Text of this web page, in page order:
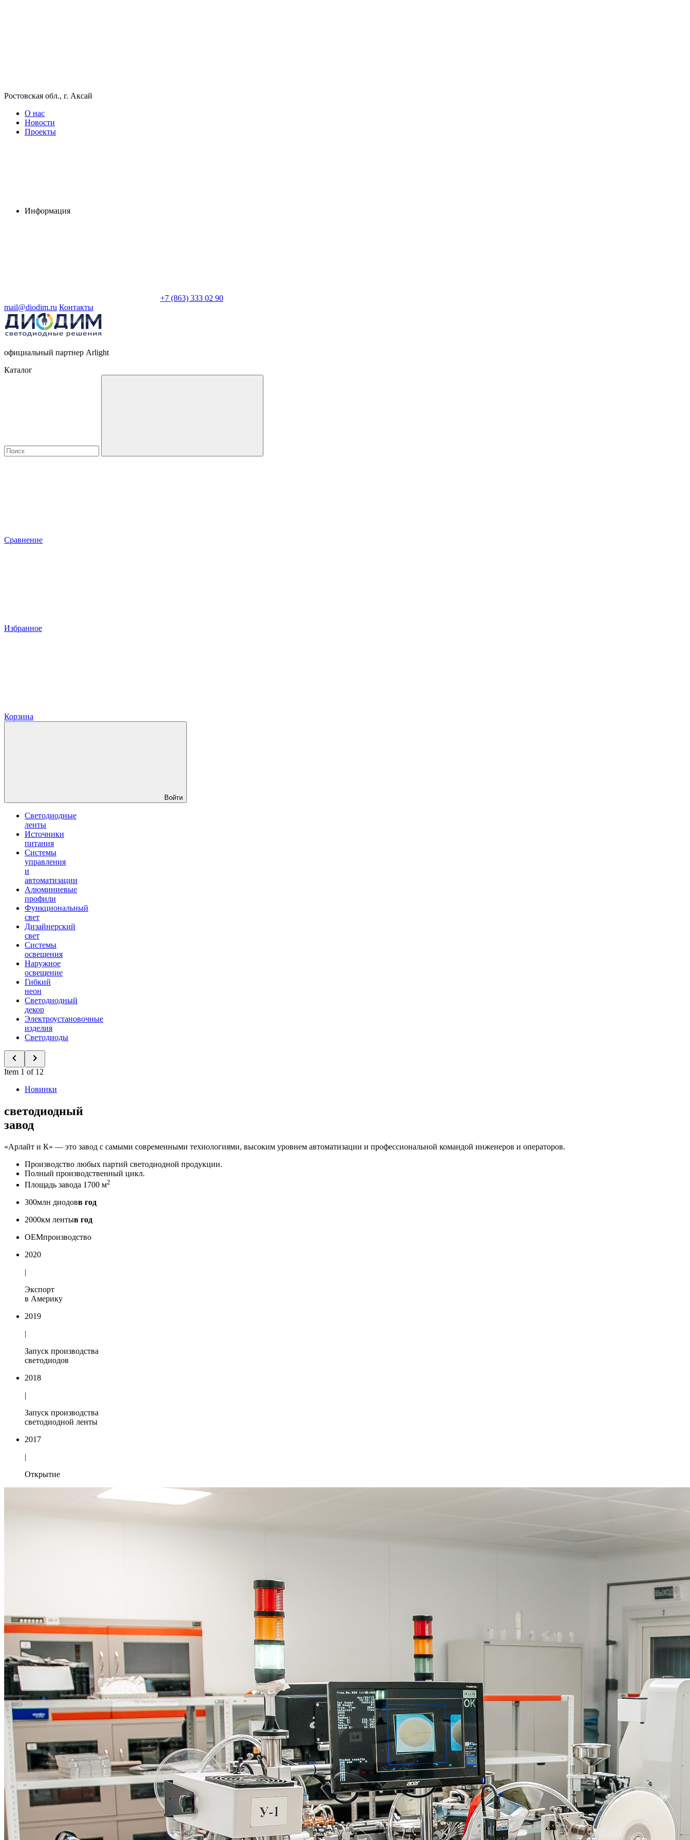
Ростовская обл., г. Аксай
О нас
Новости
Проекты
Информация
+7 (863) 333 02 90
mail@diodim.ru Контакты
официальный партнер Arlight
Каталог
Сравнение
Избранное
Корзина
Войти
Светодиодные
ленты
Источники
питания
Системы
управления
и
автоматизации
Алюминиевые
профили
Функциональный
свет
Дизайнерский
свет
Системы
освещения
Наружное
освещение
Гибкий
неон
Светодиодный
декор
Электроустановочные
изделия
Светодиоды
Item 1 of 12
Новинки
светодиодный
завод
«Арлайт и К» — это завод с самыми современными технологиями, высоким уровнем автоматизации и профессиональной командой инженеров и операторов.
Производство любых партий светодиодной продукции.
Полный производственный цикл.
Площадь завода 1700 м2
300млн диодовв год
2000км лентыв год
OEMпроизводство
2020
|
Экспорт
в Америку
2019
|
Запуск производства
светодиодов
2018
|
Запуск производства
светодиодной ленты
2017
|
Открытие